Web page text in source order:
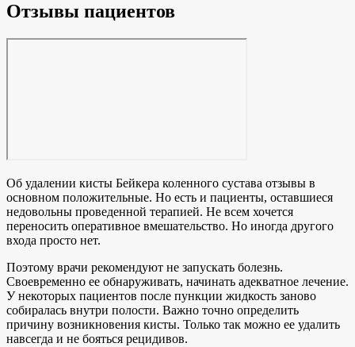
Отзывы пациентов
Об удалении кисты Бейкера коленного сустава отзывы в
основном положительные. Но есть и пациенты, оставшиеся
недовольны проведенной терапией. Не всем хочется
переносить оперативное вмешательство. Но иногда другого
входа просто нет.
Поэтому врачи рекомендуют не запускать болезнь.
Своевременно ее обнаруживать, начинать адекватное лечение.
У некоторых пациентов после пункции жидкость заново
собиралась внутри полости. Важно точно определить
причину возникновения кисты. Только так можно ее удалить
навсегда и не бояться рецидивов.